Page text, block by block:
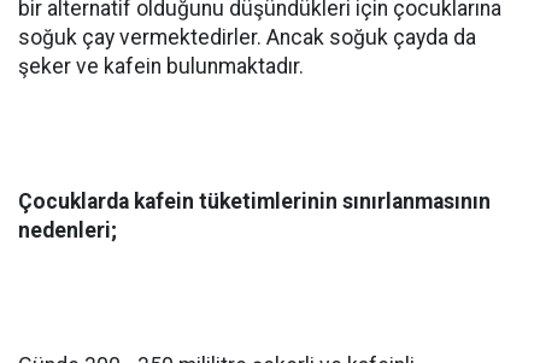
bir alternatif olduğunu düşündükleri için çocuklarına
soğuk çay vermektedirler. Ancak soğuk çayda da
şeker ve kafein bulunmaktadır.
Çocuklarda kafein tüketimlerinin sınırlanmasının
nedenleri;